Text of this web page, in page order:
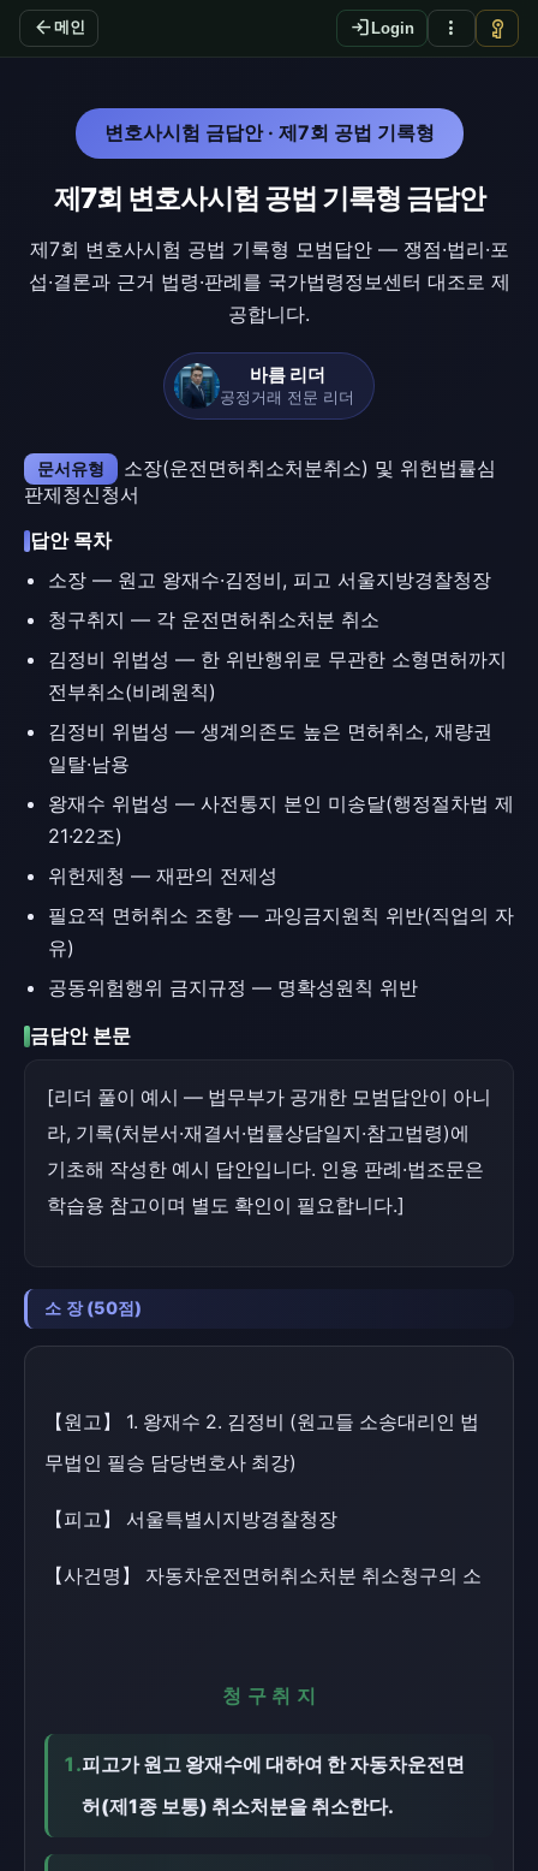
arrow_back 메인 login Login more_vert vpn_key
변호사시험 금답안 · 제7회 공법 기록형
제7회 변호사시험 공법 기록형 금답안
제7회 변호사시험 공법 기록형 모범답안 — 쟁점·법리·포
섭·결론과 근거 법령·판례를 국가법령정보센터 대조로 제
공합니다.
바름 리더
공정거래 전문 리더
문서유형
소장(운전면허취소처분취소) 및 위헌법률심
판제청신청서
답안 목차
소장 — 원고 왕재수·김정비, 피고 서울지방경찰청장
청구취지 — 각 운전면허취소처분 취소
김정비 위법성 — 한 위반행위로 무관한 소형면허까지
전부취소(비례원칙)
김정비 위법성 — 생계의존도 높은 면허취소, 재량권
일탈·남용
왕재수 위법성 — 사전통지 본인 미송달(행정절차법 제
21·22조)
위헌제청 — 재판의 전제성
필요적 면허취소 조항 — 과잉금지원칙 위반(직업의 자
유)
공동위험행위 금지규정 — 명확성원칙 위반
금답안 본문
[리더 풀이 예시 — 법무부가 공개한 모범답안이 아니
라, 기록(처분서·재결서·법률상담일지·참고법령)에
기초해 작성한 예시 답안입니다. 인용 판례·법조문은
학습용 참고이며 별도 확인이 필요합니다.]
소 장 (50점)
【원고】 1. 왕재수 2. 김정비 (원고들 소송대리인 법
무법인 필승 담당변호사 최강)
【피고】 서울특별시지방경찰청장
【사건명】 자동차운전면허취소처분 취소청구의 소
청구취지
1.피고가 원고 왕재수에 대하여 한 자동차운전면
허(제1종 보통) 취소처분을 취소한다.